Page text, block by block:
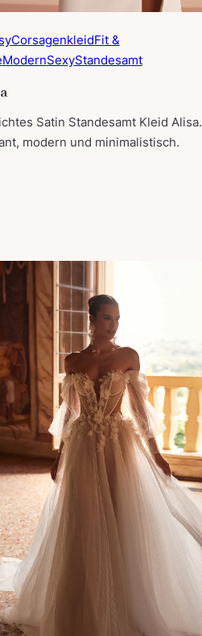
CorsagenkleidFit &
ModernSexyStandesamt
Satin Standesamt Kleid Alisa.
modern und minimalistisch.